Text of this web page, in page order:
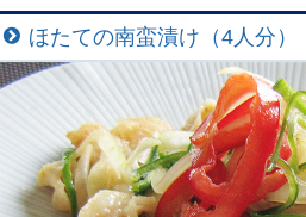
ほたての南蛮漬け（4人分）